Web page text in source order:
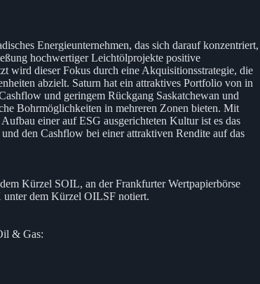
Energieunternehmen, das sich darauf konzentriert,
hochwertiger Leichtölprojekte positive
wird dieser Fokus durch eine Akquisitionsstrategie, die
abzielt. Saturn hat ein attraktives Portfolio von in
und geringem Rückgang Saskatchewan und
Bohrmöglichkeiten in mehreren Zonen bieten. Mit
einer auf ESG ausgerichteten Kultur ist es das
den Cashflow bei einer attraktiven Rendite auf das
Kürzel SOIL, an der Frankfurter Wertpapierbörse
dem Kürzel OILSF notiert.
& Gas: